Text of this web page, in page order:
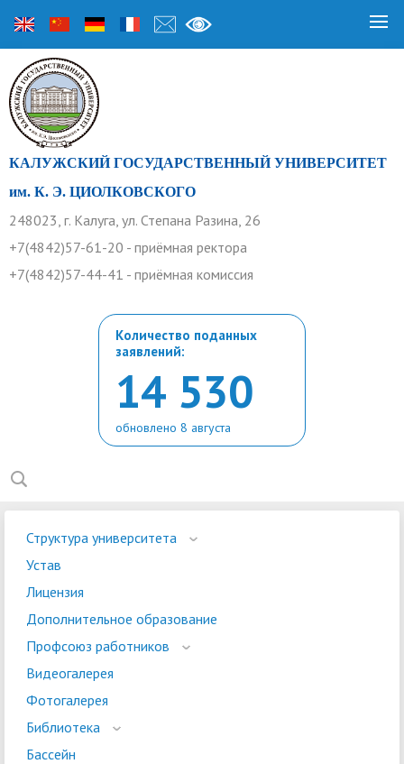
КАЛУЖСКИЙ ГОСУДАРСТВЕННЫЙ УНИВЕРСИТЕТ
им. К. Э. ЦИОЛКОВСКОГО
248023, г. Калуга, ул. Степана Разина, 26
+7(4842)57-61-20 - приёмная ректора
+7(4842)57-44-41 - приёмная комиссия
Количество поданных
заявлений:
14 530
обновлено 8 августа
Структура университета
Устав
Лицензия
Дополнительное образование
Профсоюз работников
Видеогалерея
Фотогалерея
Библиотека
Бассейн